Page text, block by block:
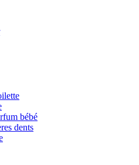
bébé
dents